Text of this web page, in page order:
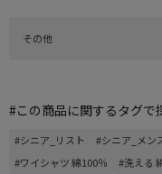
その他
#この商品に関するタグで
#シニア_リスト #シニア_メン
#ワイシャツ 綿100％
#洗える